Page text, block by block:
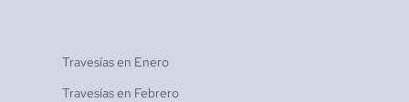
Travesías en Enero
Travesías en Febrero